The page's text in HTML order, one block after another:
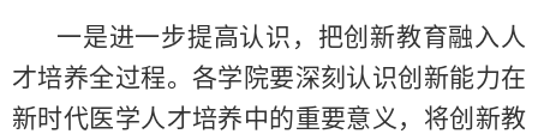
一是进一步提高认识，把创新教育融入人
才培养全过程。各学院要深刻认识创新能力在
新时代医学人才培养中的重要意义，将创新教